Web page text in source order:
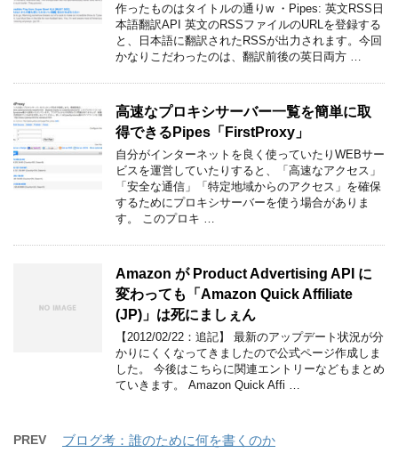
作ったものはタイトルの通りw ・Pipes: 英文RSS日
本語翻訳API 英文のRSSファイルのURLを登録する
と、日本語に翻訳されたRSSが出力されます。今回
かなりこだわったのは、翻訳前後の英日両方 …
高速なプロキシサーバー一覧を簡単に取
得できるPipes「FirstProxy」
自分がインターネットを良く使っていたりWEBサー
ビスを運営していたりすると、「高速なアクセス」
「安全な通信」「特定地域からのアクセス」を確保
するためにプロキシサーバーを使う場合がありま
す。 このプロキ …
Amazon が Product Advertising API に
変わっても「Amazon Quick Affiliate
(JP)」は死にましぇん
【2012/02/22：追記】 最新のアップデート状況が分
かりにくくなってきましたので公式ページ作成しま
した。 今後はこちらに関連エントリーなどもまとめ
ていきます。 Amazon Quick Affi …
PREV ブログ考：誰のために何を書くのか